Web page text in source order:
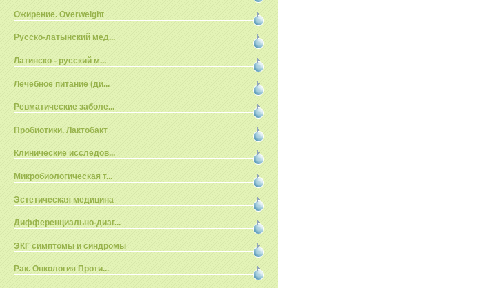
Ожирение. Overweight
Русско-латынский мед...
Латинско - русский м...
Лечебное питание (ди...
Ревматические заболе...
Пробиотики. Лактобакт
Клинические исследов...
Микробиологическая т...
Эстетическая медицина
Дифференциально-диаг...
ЭКГ симптомы и синдромы
Рак. Онкология Проти...